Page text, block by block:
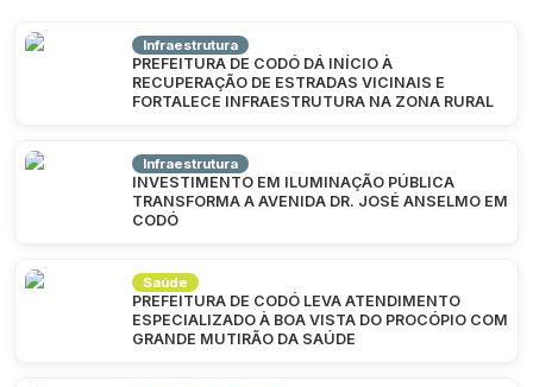
Infraestrutura
PREFEITURA DE CODÓ DÁ INÍCIO À
RECUPERAÇÃO DE ESTRADAS VICINAIS E
FORTALECE INFRAESTRUTURA NA ZONA RURAL
Infraestrutura
INVESTIMENTO EM ILUMINAÇÃO PÚBLICA
TRANSFORMA A AVENIDA DR. JOSÉ ANSELMO EM
CODÓ
Saúde
PREFEITURA DE CODÓ LEVA ATENDIMENTO
ESPECIALIZADO À BOA VISTA DO PROCÓPIO COM
GRANDE MUTIRÃO DA SAÚDE